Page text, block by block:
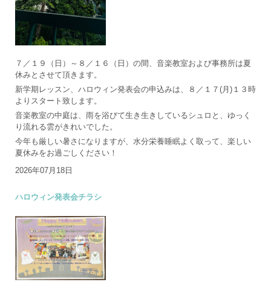
７／１９（日）～８／１６（日）の間、音楽教室および事務所は夏
休みとさせて頂きます。
新学期レッスン、ハロウィン発表会の申込みは、８／１７(月)１３時
よりスタート致します。
音楽教室の中庭は、雨を浴びて生き生きしているシュロと、ゆっく
り流れる雲がきれいでした。
今年も厳しい暑さになりますが、水分栄養睡眠よく取って、楽しい
夏休みをお過ごしください！
2026年07月18日
ハロウィン発表会チラシ